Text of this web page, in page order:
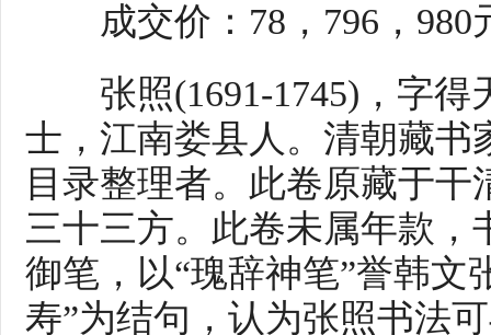
成交价：78，796，980
张照(1691-1745)，字得
士，江南娄县人。清朝藏书
目录整理者。此卷原藏于
三十三方。此卷未属年款
御笔，以“瑰辞神笔”誉韩文
寿”为结句，认为张照书法